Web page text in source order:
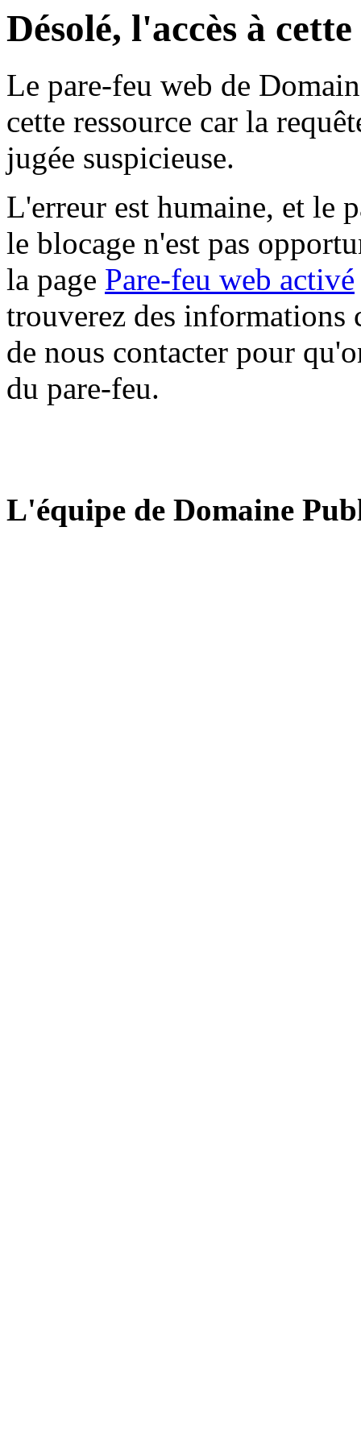
Désolé, l'accès à
Le pare-feu web de
cette ressource car la
jugée suspicieuse.
L'erreur est humaine, et le
le blocage n'est pas
la page Pare-feu web activé
trouverez des informations
de nous contacter pour
du pare-feu.
L'équipe de Domaine